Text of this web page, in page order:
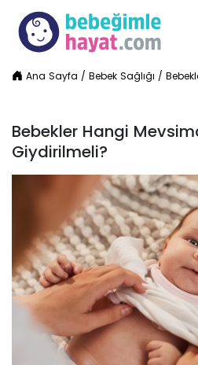
Ana Sayfa /Bebek Sağlığı /
Bebekler Hangi
Giydirilmeli?